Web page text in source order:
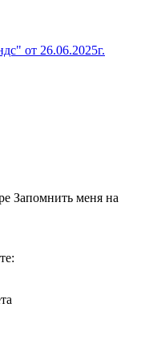
от 26.06.2025г.
Запомнить меня на